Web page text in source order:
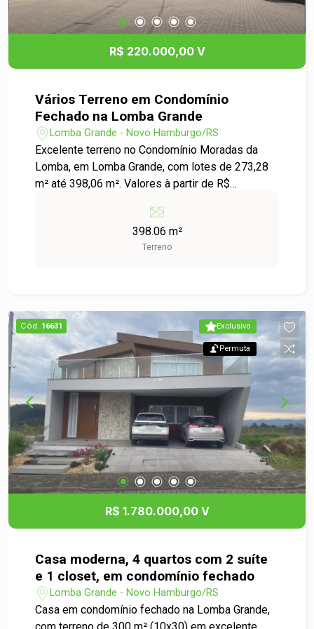
R$ 220.000,00 V
Vários Terreno em Condomínio
Fechado na Lomba Grande
Lomba Grande - Novo Hamburgo/RS
Excelente terreno no Condomínio Moradas da
Lomba, em Lomba Grande, com lotes de 273,28
m² até 398,06 m². Valores à partir de R$
conforme Lista abaixo: Lotes Disponíveis
Condomínio Moradas da Lomba Lote 1: 398,06
Lote 20: 299,02 m² R$ 180.000,00 Lote 22:
299,02 m² R$ 150.000,00 (Preço promocional)
Lote 52: 273,28 m² R$ 185.000,00 Um lugar
pensado para quem busca tranquilidade,
segurança e contato com a natureza, sem abrir
mão da praticidade do dia a dia. O condomínio
conta com ruas pavimentadas, guarita,
playground, quadra poliesportiva, ampla área
verde e infraestrutura completa, além de linda
vista panorâmica e projeto de casa já aprovado. O
espaço ideal para construir, investir e viver bem
em meio à natureza. Entre em contato e agende
sua visita para conhecer este excelente terreno!
398.06 m²
Terreno
Exclusivo
Permuta
Cód. 16631
R$ 1.780.000,00 V
Casa moderna, 4 quartos com 2 suíte
e 1 closet, em condomínio fechado
Lomba Grande - Novo Hamburgo/RS
Casa em condomínio fechado na Lomba Grande,